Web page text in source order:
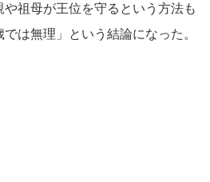
祖母が王位を守るという方法も
は無理」という結論になった。